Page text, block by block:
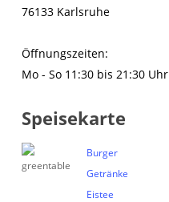
76133 Karlsruhe
Öffnungszeiten:
Mo - So 11:30 bis 21:30 Uhr
Speisekarte
Burger
Getränke
Eistee